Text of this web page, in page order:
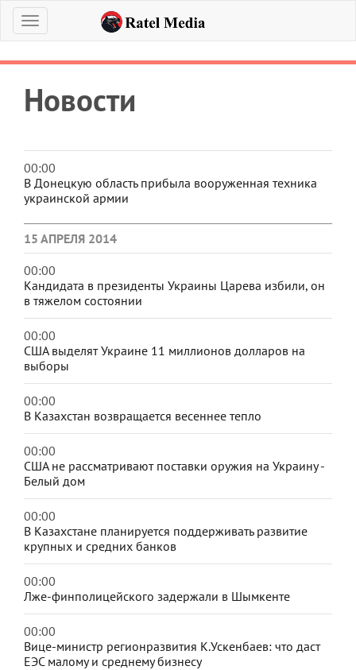
Меню
Новости
00:00
В Донецкую область прибыла вооруженная техника
украинской армии
15 АПРЕЛЯ 2014
00:00
Кандидата в президенты Украины Царева избили, он
в тяжелом состоянии
00:00
США выделят Украине 11 миллионов долларов на
выборы
00:00
В Казахстан возвращается весеннее тепло
00:00
США не рассматривают поставки оружия на Украину -
Белый дом
00:00
В Казахстане планируется поддерживать развитие
крупных и средних банков
00:00
Лже-финполицейского задержали в Шымкенте
00:00
Вице-министр регионразвития К.Ускенбаев: что даст
ЕЭС малому и среднему бизнесу